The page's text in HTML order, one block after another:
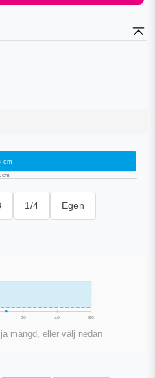
cm
cm
1/4 Egen
30 40 50
mängd, eller välj nedan